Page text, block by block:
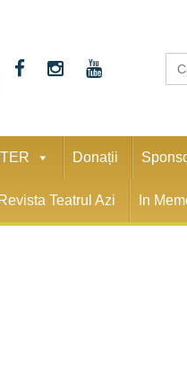
for:
Donații
Revista Teatrul Azi In